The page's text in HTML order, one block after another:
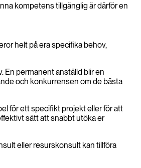
kompetens tillgänglig är därför en
helt på era specifika behov,
En permanent anställd blir en
och konkurrensen om de bästa
för ett specifikt projekt eller för att
sätt att snabbt utöka er
eller resurskonsult kan tillföra